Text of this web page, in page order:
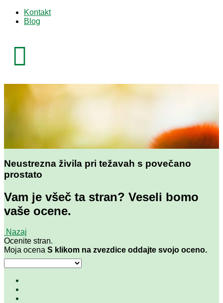
Kontakt
Blog

Neustrezna živila pri težavah s povečano
prostato
Vam je všeč ta stran? Veseli bomo
vaše ocene.
Nazaj
Ocenite stran.
Moja ocena S klikom na zvezdice oddajte svojo oceno.